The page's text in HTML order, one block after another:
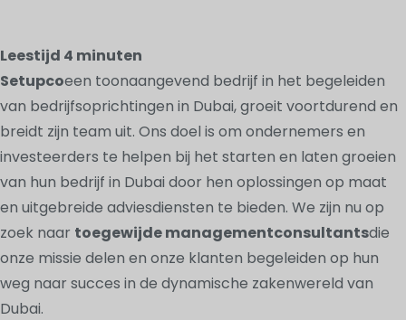
Leestijd 4 minuten
Setupcoeen toonaangevend bedrijf in het begeleiden
van bedrijfsoprichtingen in Dubai, groeit voortdurend en
breidt zijn team uit. Ons doel is om ondernemers en
investeerders te helpen bij het starten en laten groeien
van hun bedrijf in Dubai door hen oplossingen op maat
en uitgebreide adviesdiensten te bieden. We zijn nu op
zoek naar toegewijde managementconsultantsdie
onze missie delen en onze klanten begeleiden op hun
weg naar succes in de dynamische zakenwereld van
Dubai.